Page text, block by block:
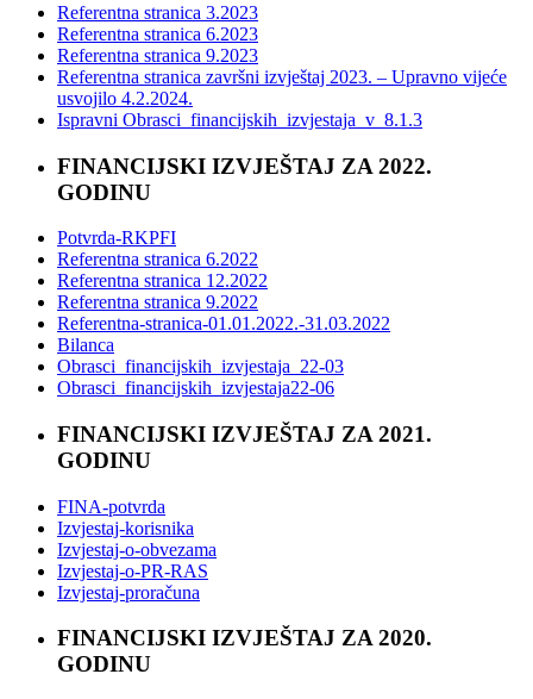
Referentna stranica 3.2023
Referentna stranica 6.2023
Referentna stranica 9.2023
Referentna stranica završni izvještaj 2023. – Upravno vijeće
usvojilo 4.2.2024.
Ispravni Obrasci_financijskih_izvjestaja_v_8.1.3
FINANCIJSKI IZVJEŠTAJ ZA 2022.
GODINU
Potvrda-RKPFI
Referentna stranica 6.2022
Referentna stranica 12.2022
Referentna stranica 9.2022
Referentna-stranica-01.01.2022.-31.03.2022
Bilanca
Obrasci_financijskih_izvjestaja_22-03
Obrasci_financijskih_izvjestaja22-06
FINANCIJSKI IZVJEŠTAJ ZA 2021.
GODINU
FINA-potvrda
Izvjestaj-korisnika
Izvjestaj-o-obvezama
Izvjestaj-o-PR-RAS
Izvjestaj-proračuna
FINANCIJSKI IZVJEŠTAJ ZA 2020.
GODINU